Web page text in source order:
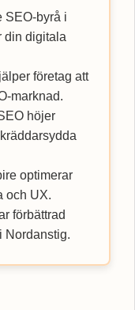
SEO-byrå i
din digitala
företag att
marknad.
höjer
optimerar
och UX.
förbättrad
Nordanstig.